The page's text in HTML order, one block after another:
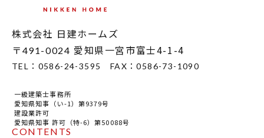
株式会社 日建ホームズ
〒 491-0024 愛知県一宮市富士4-1-4
TEL： 0586-24-3595 FAX：0586-73-1090
一級建築士事務所
愛知県知事（い-1）第9379号
建設業許可
愛知県知事 許可（特-6）第50088号
CONTENTS